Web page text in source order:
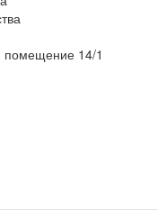
помещение 14/1